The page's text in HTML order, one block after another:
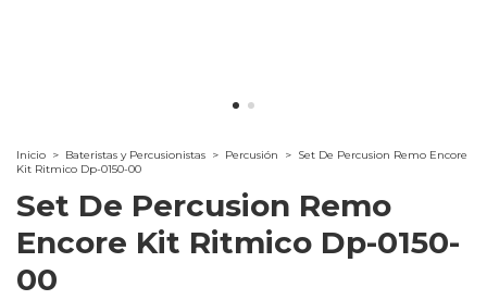
Inicio > Bateristas y Percusionistas > Percusión > Set De Percusion Remo Encore
Kit Ritmico Dp-0150-00
Set De Percusion Remo
Encore Kit Ritmico Dp-0150-
00